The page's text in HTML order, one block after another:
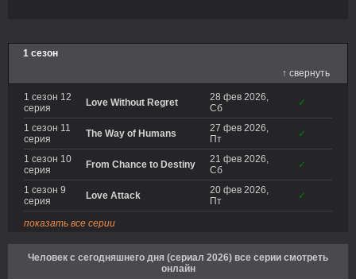
1 сезон
↑ свернуть
1 сезон 12
серия
Love Without Regret
28 фев 2026,
Сб
✓
1 сезон 11
серия
The Way of Humans
27 фев 2026,
Пт
✓
1 сезон 10
серия
From Chance to Destiny
21 фев 2026,
Сб
✓
1 сезон 9
серия
Love Attack
20 фев 2026,
Пт
✓
показать все серии
Человек с сегодняшнего дня (сериал 2026) все серии смотреть
онлайн